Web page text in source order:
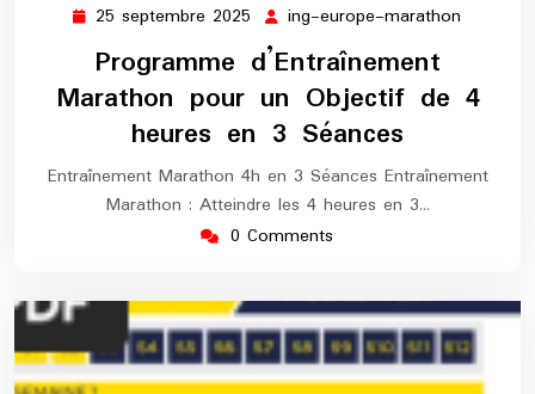
25 septembre 2025 25
septembre
2025
ing-europe-marathon
Programme d’Entraînement
Marathon pour un Objectif de 4
heures en 3 Séances
Entraînement Marathon 4h en 3 Séances Entraînement
Marathon : Atteindre les 4 heures en 3…
0 Comments